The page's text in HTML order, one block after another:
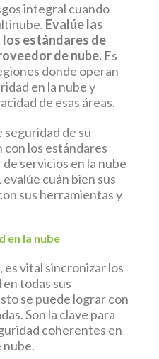
integral cuando
Evalúe las
estándares de
de nube. Es
donde operan
en la nube y
de esas áreas.
seguridad de su
los estándares
servicios en la nube
cuán bien sus
sus herramientas y
en la nube
vital sincronizar los
todas sus
se puede lograr con
Son la clave para
coherentes en